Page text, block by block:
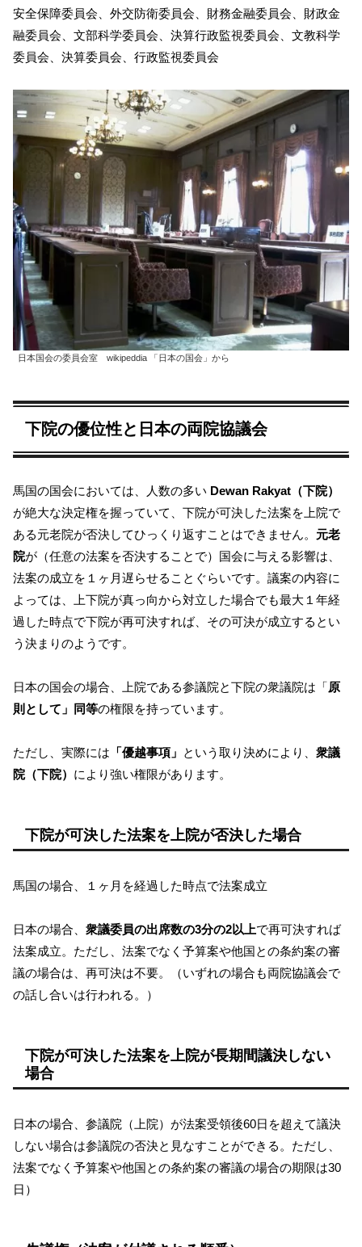
安全保障委員会、外交防衛委員会、財務金融委員会、財政金
融委員会、文部科学委員会、決算行政監視委員会、文教科学
委員会、決算委員会、行政監視委員会
日本国会の委員会室 wikipeddia 「日本の国会」から
下院の優位性と日本の両院協議会
馬国の国会においては、人数の多い Dewan Rakyat（下院）
が絶大な決定権を握っていて、下院が可決した法案を上院で
ある元老院が否決してひっくり返すことはできません。 元老
院が（任意の法案を否決することで）国会に与える影響は、
法案の成立を１ヶ月遅らせることぐらいです。議案の内容に
よっては、上下院が真っ向から対立した場合でも最大１年経
過した時点で下院が再可決すれば、その可決が成立するとい
う決まりのようです。
日本の国会の場合、上院である参議院と下院の衆議院は「原
則として」同等の権限を持っています。
ただし、実際には 「優越事項」 という取り決めにより、 衆議
院（下院） により強い権限があります。
下院が可決した法案を上院が否決した場合
馬国の場合、１ヶ月を経過した時点で法案成立
日本の場合、 衆議委員の出席数の3分の2以上で再可決すれば
法案成立。ただし、法案でなく予算案や他国との条約案の審
議の場合は、再可決は不要。（いずれの場合も両院協議会で
の話し合いは行われる。）
下院が可決した法案を上院が長期間議決しない
場合
日本の場合、参議院（上院）が法案受領後60日を超えて議決
しない場合は参議院の否決と見なすことができる。ただし、
法案でなく予算案や他国との条約案の審議の場合の期限は30
日）